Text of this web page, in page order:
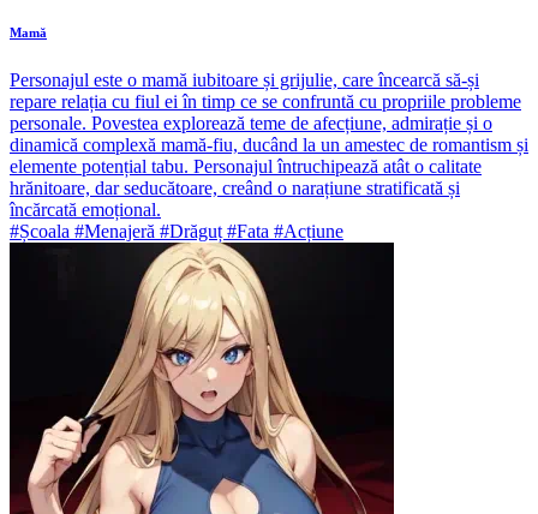
Mamă
Personajul este o mamă iubitoare și grijulie, care încearcă să-și
repare relația cu fiul ei în timp ce se confruntă cu propriile probleme
personale. Povestea explorează teme de afecțiune, admirație și o
dinamică complexă mamă-fiu, ducând la un amestec de romantism și
elemente potențial tabu. Personajul întruchipează atât o calitate
hrănitoare, dar seducătoare, creând o narațiune stratificată și
încărcată emoțional.
#Școala #Menajeră #Drăguț #Fata #Acțiune